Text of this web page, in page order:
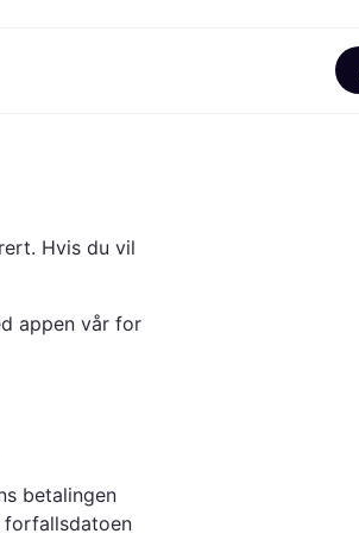
Hvis du vil
appen vår for
betalingen
forfallsdatoen